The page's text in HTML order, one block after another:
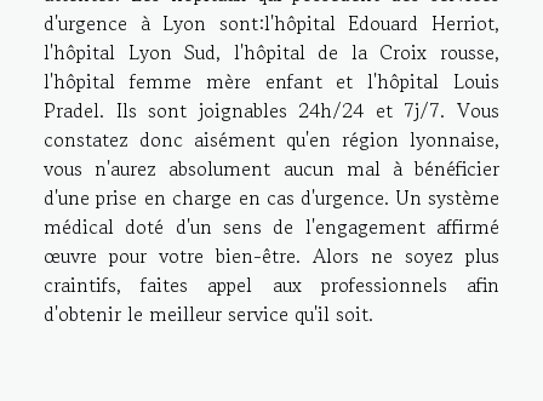
d'urgence à Lyon sont:l'hôpital Edouard Herriot,
l'hôpital Lyon Sud, l'hôpital de la Croix rousse,
l'hôpital femme mère enfant et l'hôpital Louis
Pradel. Ils sont joignables 24h/24 et 7j/7. Vous
constatez donc aisément qu'en région lyonnaise,
vous n'aurez absolument aucun mal à bénéficier
d'une prise en charge en cas d'urgence. Un système
médical doté d'un sens de l'engagement affirmé
œuvre pour votre bien-être. Alors ne soyez plus
craintifs, faites appel aux professionnels afin
d'obtenir le meilleur service qu'il soit.